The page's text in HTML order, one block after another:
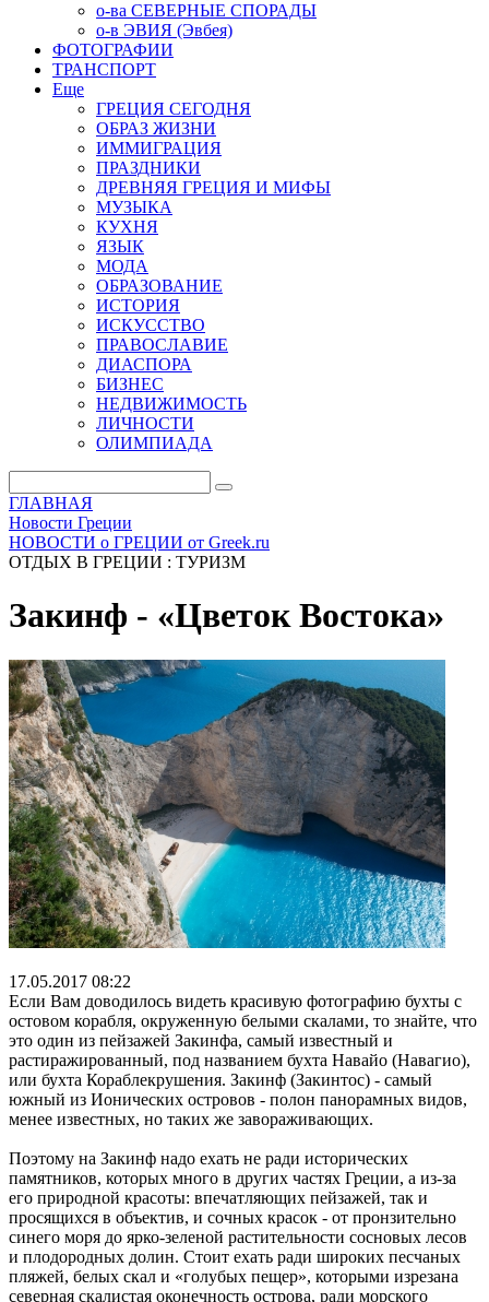
о-ва СЕВЕРНЫЕ СПОРАДЫ
о-в ЭВИЯ (Эвбея)
ФОТОГРАФИИ
ТРАНСПОРТ
Еще
ГРЕЦИЯ СЕГОДНЯ
ОБРАЗ ЖИЗНИ
ИММИГРАЦИЯ
ПРАЗДНИКИ
ДРЕВНЯЯ ГРЕЦИЯ И МИФЫ
МУЗЫКА
КУХНЯ
ЯЗЫК
МОДА
ОБРАЗОВАНИЕ
ИСТОРИЯ
ИСКУССТВО
ПРАВОСЛАВИЕ
ДИАСПОРА
БИЗНЕС
НЕДВИЖИМОСТЬ
ЛИЧНОСТИ
ОЛИМПИАДА
ГЛАВНАЯ
Новости Греции
НОВОСТИ о ГРЕЦИИ от Greek.ru
ОТДЫХ В ГРЕЦИИ : ТУРИЗМ
Закинф - «Цветок Востока»
17.05.2017 08:22
Если Вам доводилось видеть красивую фотографию бухты с
остовом корабля, окруженную белыми скалами, то знайте, что
это один из пейзажей Закинфа, самый известный и
растиражированный, под названием бухта Навайо (Навагио),
или бухта Кораблекрушения. Закинф (Закинтос) - самый
южный из Ионических островов - полон панорамных видов,
менее известных, но таких же завораживающих.
Поэтому на Закинф надо ехать не ради исторических
памятников, которых много в других частях Греции, а из-за
его природной красоты: впечатляющих пейзажей, так и
просящихся в объектив, и сочных красок - от пронзительно
синего моря до ярко-зеленой растительности сосновых лесов
и плодородных долин. Стоит ехать ради широких песчаных
пляжей, белых скал и «голубых пещер», которыми изрезана
северная скалистая оконечность острова, ради морского